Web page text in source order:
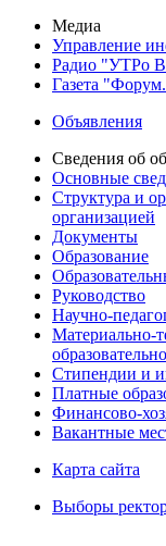
Медиа
Управление
Радио "УТРо
Газета
Объявления
Сведения об
Основные
Структура и
организацией
Документы
Образование
Руководство
Научно-
Материально-
Стипендии и
Платные
Финансово-
Вакантные
Карта сайта
Выборы